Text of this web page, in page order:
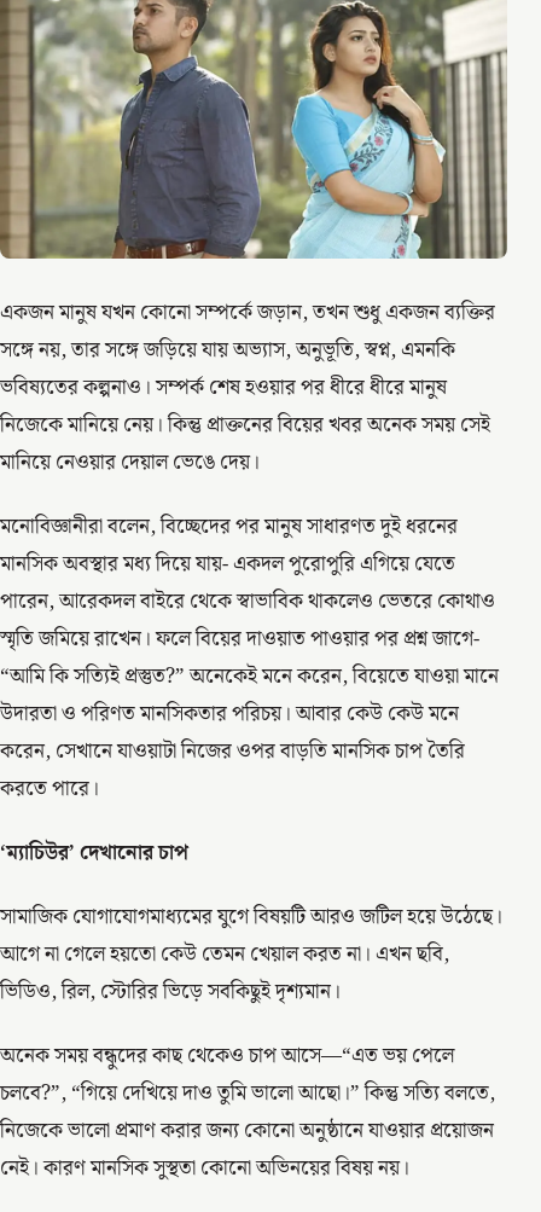
একজন মানুষ যখন কোনো সম্পর্কে জড়ান, তখন শুধু একজন ব্যক্তির
সঙ্গে নয়, তার সঙ্গে জড়িয়ে যায় অভ্যাস, অনুভূতি, স্বপ্ন, এমনকি
ভবিষ্যতের কল্পনাও। সম্পর্ক শেষ হওয়ার পর ধীরে ধীরে মানুষ
নিজেকে মানিয়ে নেয়। কিন্তু প্রাক্তনের বিয়ের খবর অনেক সময় সেই
মানিয়ে নেওয়ার দেয়াল ভেঙে দেয়।
মনোবিজ্ঞানীরা বলেন, বিচ্ছেদের পর মানুষ সাধারণত দুই ধরনের
মানসিক অবস্থার মধ্য দিয়ে যায়- একদল পুরোপুরি এগিয়ে যেতে
পারেন, আরেকদল বাইরে থেকে স্বাভাবিক থাকলেও ভেতরে কোথাও
স্মৃতি জমিয়ে রাখেন। ফলে বিয়ের দাওয়াত পাওয়ার পর প্রশ্ন জাগে-
“আমি কি সত্যিই প্রস্তুত?” অনেকেই মনে করেন, বিয়েতে যাওয়া মানে
উদারতা ও পরিণত মানসিকতার পরিচয়। আবার কেউ কেউ মনে
করেন, সেখানে যাওয়াটা নিজের ওপর বাড়তি মানসিক চাপ তৈরি
করতে পারে।
‘ম্যাচিউর’ দেখানোর চাপ
সামাজিক যোগাযোগমাধ্যমের যুগে বিষয়টি আরও জটিল হয়ে উঠেছে।
আগে না গেলে হয়তো কেউ তেমন খেয়াল করত না। এখন ছবি,
ভিডিও, রিল, স্টোরির ভিড়ে সবকিছুই দৃশ্যমান।
অনেক সময় বন্ধুদের কাছ থেকেও চাপ আসে—“এত ভয় পেলে
চলবে?”, “গিয়ে দেখিয়ে দাও তুমি ভালো আছো।” কিন্তু সত্যি বলতে,
নিজেকে ভালো প্রমাণ করার জন্য কোনো অনুষ্ঠানে যাওয়ার প্রয়োজন
নেই। কারণ মানসিক সুস্থতা কোনো অভিনয়ের বিষয় নয়।